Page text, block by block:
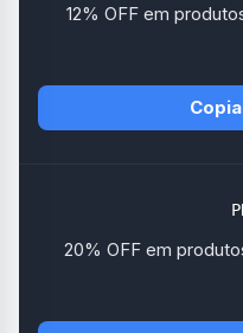
12% OFF em
20% OFF em